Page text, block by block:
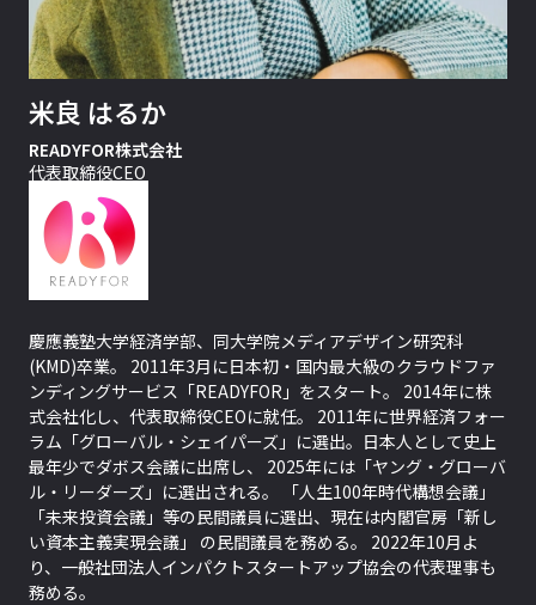
米良 はるか
READYFOR株式会社
代表取締役CEO
慶應義塾大学経済学部、同大学院メディアデザイン研究科
(KMD)卒業。 2011年3月に日本初・国内最大級のクラウドファ
ンディングサービス「READYFOR」をスタート。 2014年に株
式会社化し、代表取締役CEOに就任。 2011年に世界経済フォー
ラム「グローバル・シェイパーズ」に選出。日本人として史上
最年少でダボス会議に出席し、 2025年には「ヤング・グローバ
ル・リーダーズ」に選出される。 「人生100年時代構想会議」
「未来投資会議」等の民間議員に選出、現在は内閣官房「新し
い資本主義実現会議」 の民間議員を務める。 2022年10月よ
り、一般社団法人インパクトスタートアップ協会の代表理事も
務める。